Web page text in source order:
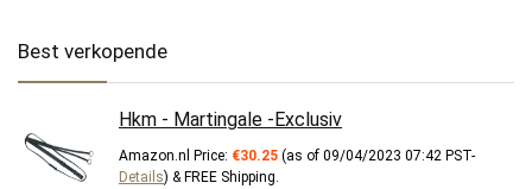
Best verkopende
Hkm - Martingale -Exclusiv
Amazon.nl Price: €30.25 (as of 09/04/2023 07:42 PST-
Details) & FREE Shipping